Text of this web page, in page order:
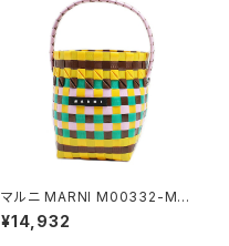
マルニ MARNI M00332-M00
IW-0M214 ハンドバッグ レディ
ース マーケット MARKET マル
¥14,932